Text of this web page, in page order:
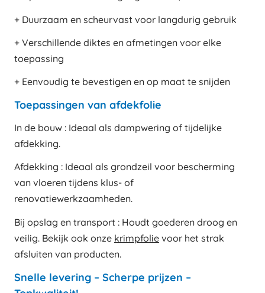
+ Duurzaam en scheurvast voor langdurig gebruik
+ Verschillende diktes en afmetingen voor elke
toepassing
+ Eenvoudig te bevestigen en op maat te snijden
Toepassingen van afdekfolie
In de bouw : Ideaal als dampwering of tijdelijke
afdekking.
Afdekking : Ideaal als grondzeil voor bescherming
van vloeren tijdens klus- of
renovatiewerkzaamheden.
Bij opslag en transport : Houdt goederen droog en
veilig. Bekijk ook onze krimpfolie voor het strak
afsluiten van producten.
Snelle levering – Scherpe prijzen –